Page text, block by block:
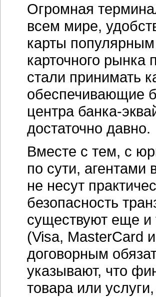
Огромная
всем мире,
карты
карточного рынка
стали принимать
обеспечивающие
центра банка-
достаточно давно.
Вместе с тем, с
по сути, агентами
не несут
безопасность
существуют еще и
(Visa, MasterCard
договорным
указывают, что
товара или